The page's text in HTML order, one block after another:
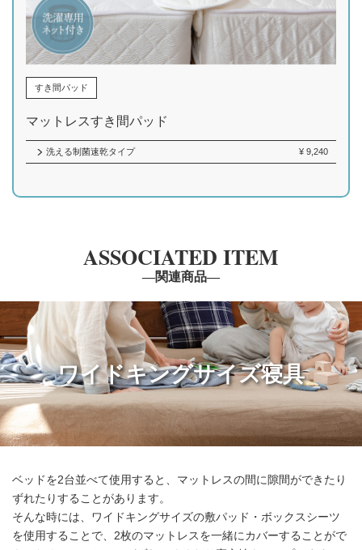
すき間パッド
マットレスすき間パッド
洗える制菌速乾タイプ ¥ 9,240
ASSOCIATED ITEM
―関連商品―
ワイドキングサイズ寝具
ベッドを2台並べて使用すると、マットレスの間に隙間ができたり
ずれたりすることがあります。
そんな時には、ワイドキングサイズの敷パッド・ボックスシーツ
を使用することで、 2枚のマットレスを一緒にカバーすることがで